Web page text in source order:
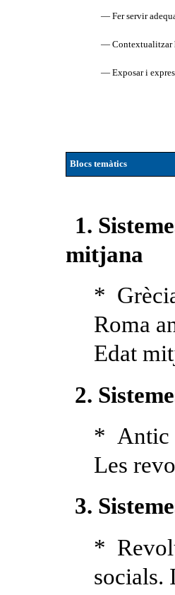
— Fer servir
— Contextualitzar
— Exposar i
Blocs temàtics
1.
mitjana
*
Roma
Edat
2.
* Antic
Les
3.
*
socials.